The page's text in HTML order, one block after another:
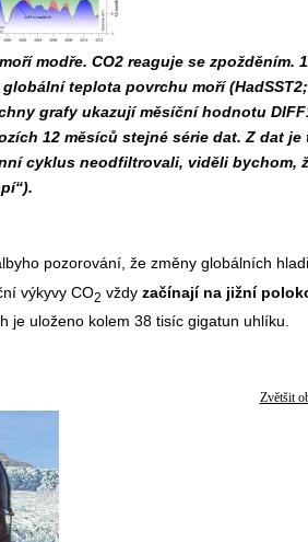
modře. CO2 reaguje se
globální teplota povrchu moří
grafy ukazují měsíční hodnotu
12 měsíců stejné série dat. Z dat
cyklus neodfiltrovali, viděli bychom,
pozorování, že změny globálních
výkyvy CO2 vždy začínají na jižní
je uloženo kolem 38 tisíc gigatun uhlíku.
Zvětšit